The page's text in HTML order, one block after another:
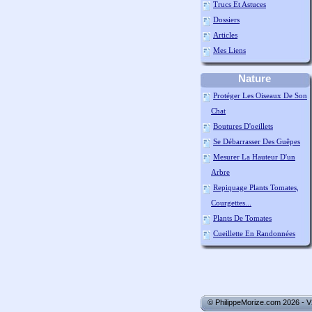
Trucs Et Astuces
Dossiers
Articles
Mes Liens
Nature
Protéger Les Oiseaux De Son
Chat
Boutures D'oeillets
Se Débarrasser Des Guêpes
Mesurer La Hauteur D'un
Arbre
Repiquage Plants Tomates,
Courgettes...
Plants De Tomates
Cueillette En Randonnées
© PhilippeMorize.com 2026 -